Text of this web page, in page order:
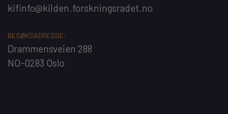
kifinfo@kilden.forskningsradet.no
BESØKSADRESSE:
Drammensveien 288
NO-0283 Oslo